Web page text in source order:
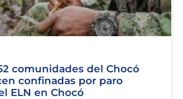
comunidades del Chocó
confinadas por paro
ELN en Chocó